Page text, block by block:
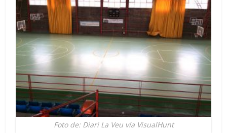
Foto de: Diari La Veu vía VisualHunt